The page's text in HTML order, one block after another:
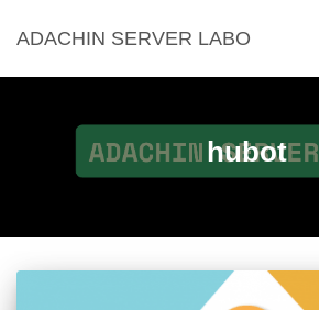
ADACHIN SERVER LABO
hubot